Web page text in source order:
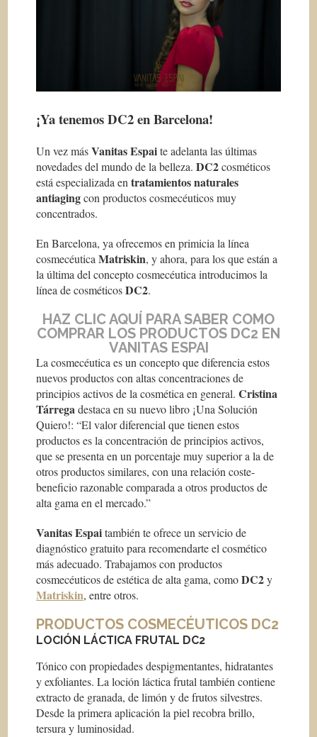
¡Ya tenemos DC2 en Barcelona!
Un vez másVanitas Espaite adelanta las últimas
novedades del mundo de la belleza.DC2cosméticos
está especializada entratamientos naturales
antiagingcon productos cosmecéuticos muy
concentrados.
En Barcelona, ya ofrecemos en primicia la línea
cosmecéuticaMatriskin, y ahora, para los que están a
la última del concepto cosmecéutica introducimos la
línea de cosméticosDC2.
HAZ CLIC AQUÍ PARA SABER COMO
COMPRAR LOS PRODUCTOS DC2 EN
VANITAS ESPAI
La cosmecéutica es un concepto que diferencia estos
nuevos productos con altas concentraciones de
principios activos de la cosmética en general.Cristina
Tárregadestaca en su nuevo libro ¡Una Solución
Quiero!: “El valor diferencial que tienen estos
productos es la concentración de principios activos,
que se presenta en un porcentaje muy superior a la de
otros productos similares, con una relación coste-
beneficio razonable comparada a otros productos de
alta gama en el mercado.”
Vanitas Espaitambién te ofrece un servicio de
diagnóstico gratuito para recomendarte el cosmético
más adecuado. Trabajamos con productos
cosmecéuticos de estética de alta gama, comoDC2y
Matriskin, entre otros.
PRODUCTOS COSMECÉUTICOS DC2
LOCIÓN LÁCTICA FRUTAL DC2
Tónico con propiedades despigmentantes, hidratantes
y exfoliantes. La loción láctica frutal también contiene
extracto de granada, de limón y de frutos silvestres.
Desde la primera aplicación la piel recobra brillo,
tersura y luminosidad.